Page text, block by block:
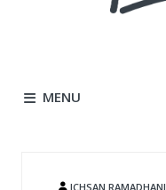
MENU
ICHSAN RAMADHANI